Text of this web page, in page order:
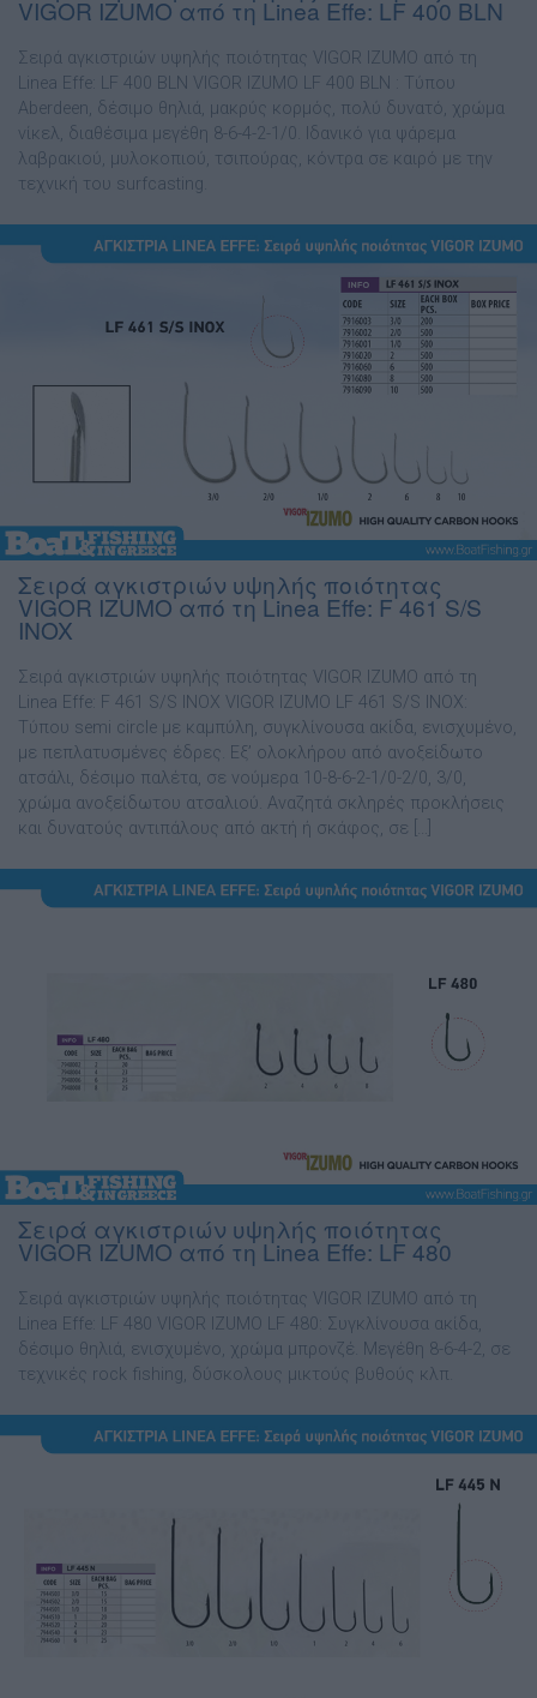
VIGOR IZUMO από τη Linea Effe: LF 400 BLN
Σειρά αγκιστριών υψηλής ποιότητας VIGOR IZUMO από τη
Linea Effe: LF 400 BLN VIGOR IZUMO LF 400 BLN : Τύπου
Aberdeen, δέσιµο θηλιά, µακρύς κορµός, πολύ δυνατό, χρώµα
νίκελ, διαθέσιµα µεγέθη 8-6-4-2-1/0. Ιδανικό για ψάρεµα
λαβρακιού, µυλοκοπιού, τσιπούρας, κόντρα σε καιρό µε την
τεχνική του surfcasting.
Σειρά αγκιστριών υψηλής ποιότητας
VIGOR IZUMO από τη Linea Effe: F 461 S/S
INOX
Σειρά αγκιστριών υψηλής ποιότητας VIGOR IZUMO από τη
Linea Effe: F 461 S/S INOX VIGOR IZUMO LF 461 S/S INOX:
Τύπου semi circle µε καµπύλη, συγκλίνουσα ακίδα, ενισχυµένο,
µε πεπλατυσµένες έδρες. Eξ’ ολοκλήρου από ανοξείδωτο
ατσάλι, δέσιµο παλέτα, σε νούµερα 10-8-6-2-1/0-2/0, 3/0,
χρώµα ανοξείδωτου ατσαλιού. Αναζητά σκληρές προκλήσεις
και δυνατούς αντιπάλους από ακτή ή σκάφος, σε […]
Σειρά αγκιστριών υψηλής ποιότητας
VIGOR IZUMO από τη Linea Effe: LF 480
Σειρά αγκιστριών υψηλής ποιότητας VIGOR IZUMO από τη
Linea Effe: LF 480 VIGOR IZUMO LF 480: Συγκλίνουσα ακίδα,
δέσιµο θηλιά, ενισχυµένο, χρώµα µπρονζέ. Μεγέθη 8-6-4-2, σε
τεχνικές rock fishing, δύσκολους µικτούς βυθούς κλπ.